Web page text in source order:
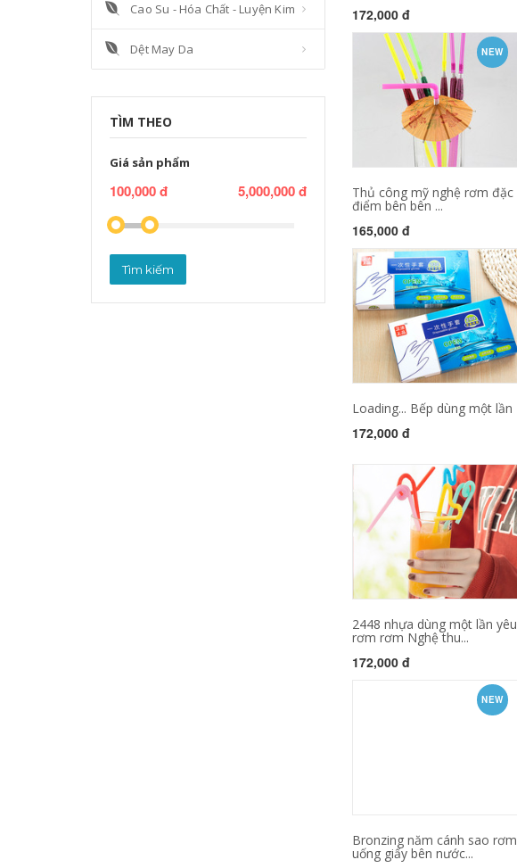
Cao Su - Hóa Chất - Luyện Kim
Dệt May Da
TÌM THEO
Giá sản phẩm
100,000 đ 5,000,000 đ
Tìm kiếm
172,000 đ
NEW
Thủ công mỹ nghệ rơm đặc
điểm bên bên ...
165,000 đ
Loading... Bếp dùng một lần
172,000 đ
2448 nhựa dùng một lần yêu
rơm rơm Nghệ thu...
172,000 đ
NEW
Bronzing năm cánh sao rơm
uống giấy bên nước...